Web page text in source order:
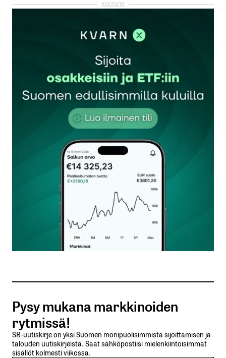
kirjautua
rekisteröityä
Sähköpostiosoitettasi ei julkaista.Pakolliset
kentät on merkitty*
Kommentti*
Nimesi tai nimimerkkisi
Sähköpostiosoitteesi
Tilaa SalkunRakentajan uutiskirje
Lähetä kommentti
Pysy mukana markkinoiden
rytmissä!
SR-uutiskirje on yksi Suomen monipuolisimmista sijoittamisen ja
talouden uutiskirjeistä. Saat sähköpostiisi mielenkiintoisimmat
sisällöt kolmesti viikossa.